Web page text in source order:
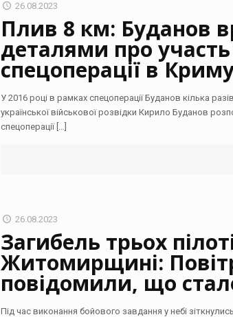
26.08.2023
Плив 8 км: Буданов
деталями про
спецоперації в
У 2016 році в рамках спецоперації Буданов кілька
української військової розвідки Кирило Буданов
спецоперації[…]
26.08.2023
Загибель трьох
Житомирщині:
повідомили, що
Під час виконання бойового завдання у небі